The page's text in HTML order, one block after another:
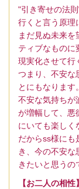
"引き寄せの法
行くと言う原理
まだ見ぬ未来
ティブなものに
現実化させて行
つまり、不安な
とにもなります。
不安な気持ちが
が増幅して、悪
にいても楽しく
だからss様にも
き、今の不安
きたいと思うの
【お二人の相性】